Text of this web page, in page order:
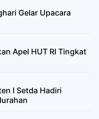
Gelar Upacara
Apel HUT RI Tingkat
I Setda Hadiri